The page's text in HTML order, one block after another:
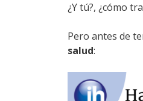
¿Y tú?, ¿cómo
Pero antes de
salud: